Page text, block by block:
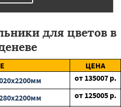
для цветов в
ЦЕНА
от 135007 р.
от 125005 р.